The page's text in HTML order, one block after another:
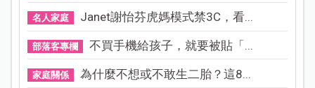
名人家庭 Janet謝怡芬虎媽模式禁3C，看...
部落客專欄 不買手機給孩子，就要被貼「...
家庭關係 為什麼不想或不敢生二胎？這8...